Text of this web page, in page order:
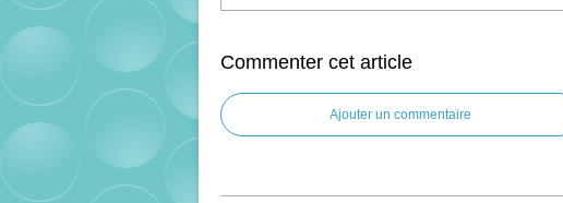
Commenter cet article
Ajouter un commentaire